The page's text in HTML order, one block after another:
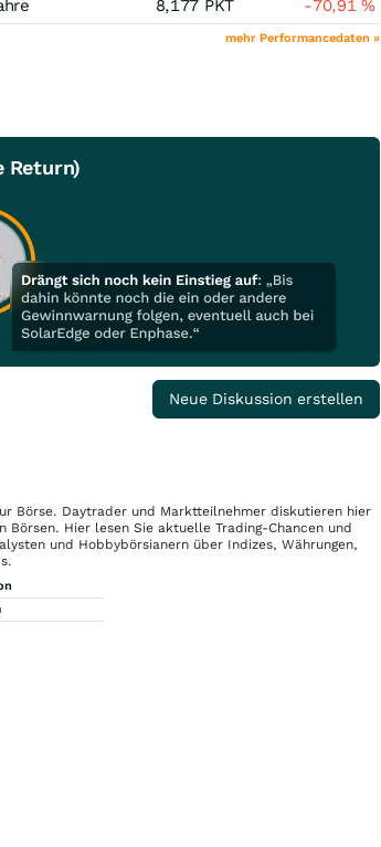
8,177 PKT -70,91%
mehr Performancedaten »
Return)
Neue Diskussion erstellen
Börse. Daytrader und Marktteilnehmer diskutieren hier
Börsen. Hier lesen Sie aktuelle Trading-Chancen und
und Hobbybörsianern über Indizes, Währungen,